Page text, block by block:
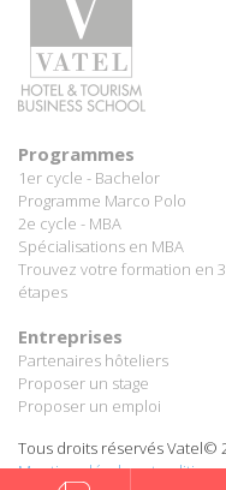
Programmes
1er cycle - Bachelor
Programme Marco Polo
2e cycle - MBA
Spécialisations en MBA
Trouvez votre formation en 3
étapes
Entreprises
Partenaires hôteliers
Proposer un stage
Proposer un emploi
Tous droits réservés Vatel©
Mentions légales et